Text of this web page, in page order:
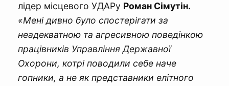
лідер місцевого УДАРу Роман Сімутін.
«Мені дивно було спостерігати за
неадекватною та агресивною поведінкою
працівників Управління Державної
Охорони, котрі поводили себе наче
гопники, а не як представники елітного